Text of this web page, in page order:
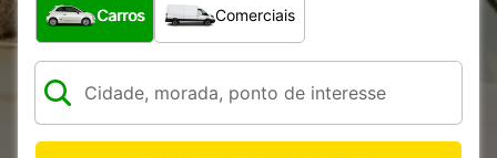
Carros Comerciais